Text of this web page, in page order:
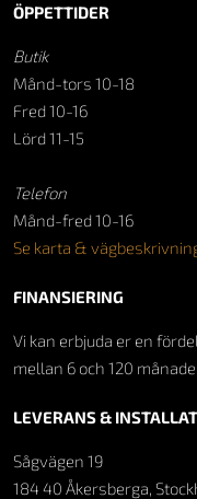
ÖPPETTIDER
Butik
Månd-tors 10-18
Fred 10-16
Lörd 11-15
Telefon
Månd-fred 10-16
Se karta &
FINANSIERING
Vi kan erbjuda er en
mellan 6 och 120
LEVERANS &
Sågvägen 19
184 40 Åkersberga,